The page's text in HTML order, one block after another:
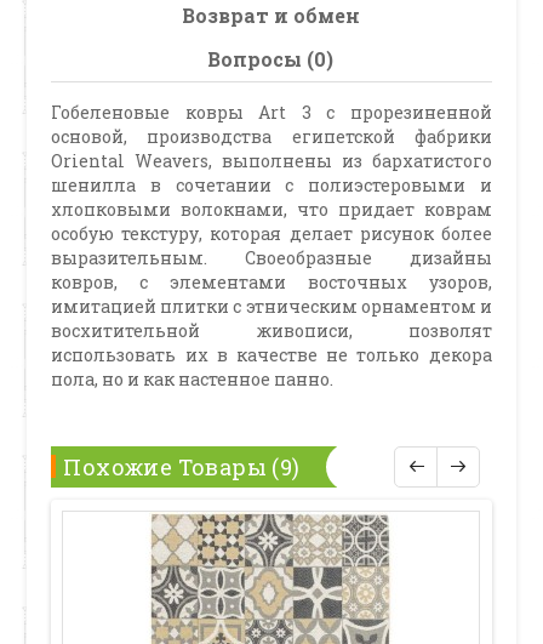
Возврат и обмен
Вопросы (0)
Гобеленовые ковры Art 3 с прорезиненной
основой, производства египетской фабрики
Oriental Weavers, выполнены из бархатистого
шенилла в сочетании с полиэстеровыми и
хлопковыми волокнами, что придает коврам
особую текстуру, которая делает рисунок более
выразительным. Своеобразные дизайны
ковров, с элементами восточных узоров,
имитацией плитки с этническим орнаментом и
восхитительной живописи, позволят
использовать их в качестве не только декора
пола, но и как настенное панно.
Похожие Товары (9)